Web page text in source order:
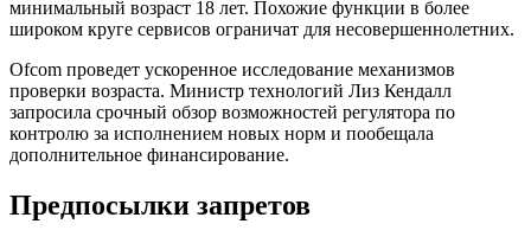
минимальный возраст 18 лет. Похожие функции в более
широком круге сервисов ограничат для несовершеннолетних.
Ofcom проведет ускоренное исследование механизмов
проверки возраста. Министр технологий Лиз Кендалл
запросила срочный обзор возможностей регулятора по
контролю за исполнением новых норм и пообещала
дополнительное финансирование.
Предпосылки запретов